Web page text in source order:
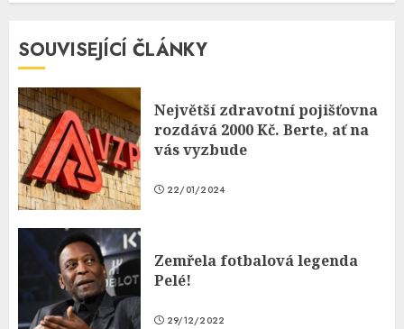
SOUVISEJÍCÍ ČLÁNKY
Největší zdravotní pojišťovna
rozdává 2000 Kč. Berte, ať na
vás vyzbude
22/01/2024
Zemřela fotbalová legenda
Pelé!
29/12/2022